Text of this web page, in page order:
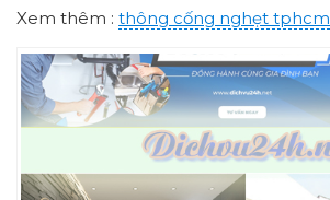
Xem thêm : thông cống nghẹt tphcm